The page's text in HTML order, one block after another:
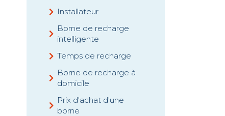
Installateur
Borne de recharge
intelligente
Temps de recharge
Borne de recharge à
domicile
Prix d'achat d'une
borne